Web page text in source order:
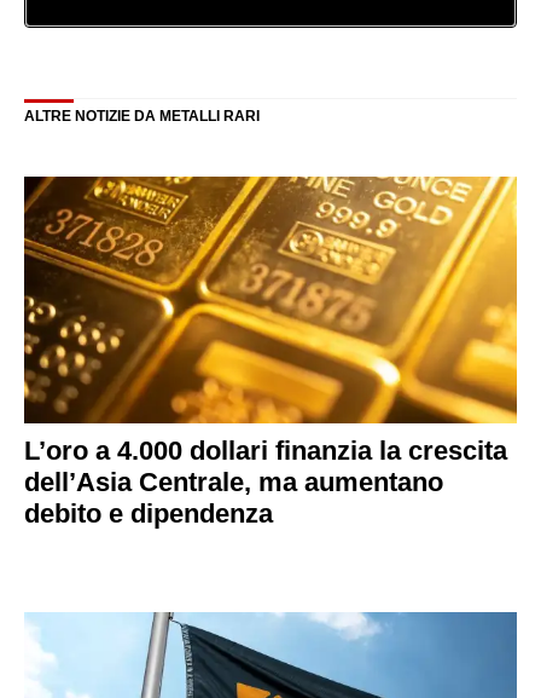
ALTRE NOTIZIE DA METALLI RARI
L’oro a 4.000 dollari finanzia la crescita
dell’Asia Centrale, ma aumentano
debito e dipendenza